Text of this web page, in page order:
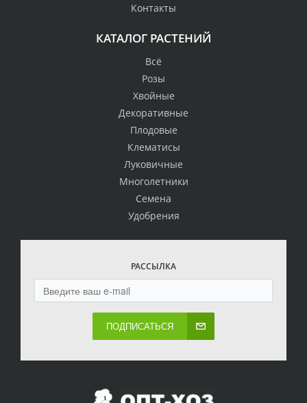
Контакты
КАТАЛОГ РАСТЕНИЙ
Всё
Розы
Хвойные
Декоративные
Плодовые
Клематисы
Луковичные
Многолетники
Семена
Удобрения
РАССЫЛКА
ПОДПИСАТЬСЯ